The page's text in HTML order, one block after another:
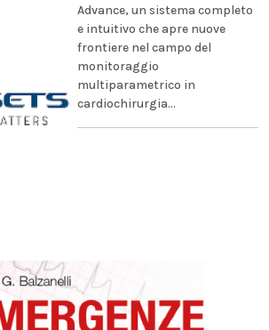
Advance, un sistema completo
e intuitivo che apre nuove
frontiere nel campo del
monitoraggio
multiparametrico in
cardiochirurgia...